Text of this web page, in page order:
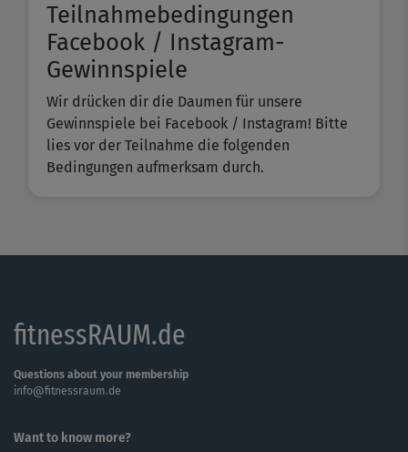
Teilnahmebedingungen
Facebook / Instagram-
Gewinnspiele
Wir drücken dir die Daumen für unsere
Gewinnspiele bei Facebook / Instagram! Bitte
lies vor der Teilnahme die folgenden
Bedingungen aufmerksam durch.
fitnessRAUM.de
Questions about your membership
info@fitnessraum.de
Want to know more?